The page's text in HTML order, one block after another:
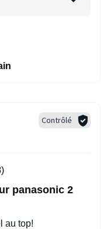
Contrôlé
panasonic 2
au top!